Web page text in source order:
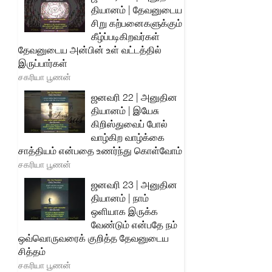
தியானம் | தேவனுடைய
சிறு கற்பனைகளுக்கும்
கீழ்ப்படிகிறவர்கள்
தேவனுடைய அன்பின் உள் வட்டத்தில்
இருப்பார்கள்
சகரியா பூணன்
ஜனவரி 22 | அனுதின
தியானம் | இயேசு
கிறிஸ்துவைப் போல்
வாழ்கிற வாழ்க்கை
சாத்தியம் என்பதை உணர்ந்து கொள்வோம்
சகரியா பூணன்
ஜனவரி 23 | அனுதின
தியானம் | நாம்
ஒளியாக இருக்க
வேண்டும் என்பதே நம்
ஒவ்வொருவரைக் குறித்த தேவனுடைய
சித்தம்
சகரியா பூணன்